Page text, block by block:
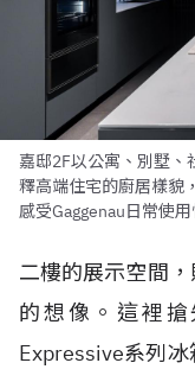
嘉邸2F以公寓、別墅
釋高端住宅的廚居樣貌
感受Gaggenau日常使用
二樓的展示空間
的想像。這裡
Expressive系列